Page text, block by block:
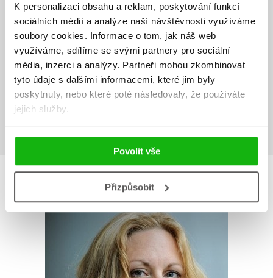
K personalizaci obsahu a reklam, poskytování funkcí
sociálních médií a analýze naší návštěvnosti využíváme
soubory cookies. Informace o tom, jak náš web
využíváme, sdílíme se svými partnery pro sociální
média, inzerci a analýzy. Partneři mohou zkombinovat
tyto údaje s dalšími informacemi, které jim byly
poskytnuty, nebo které poté následovaly, že používáte
jejich služby.
Povolit vše
Přizpůsobit
HODNOCENÍ ČTENÁŘŮ
V současné době nejsou vytvořena žádná uživatelská hodnocení.
Vaše hodnocení
Uživatelskou recenzi mohou vkládat pouze registrovaní uživatelé
Přihlásit
AUTOR KNIHY